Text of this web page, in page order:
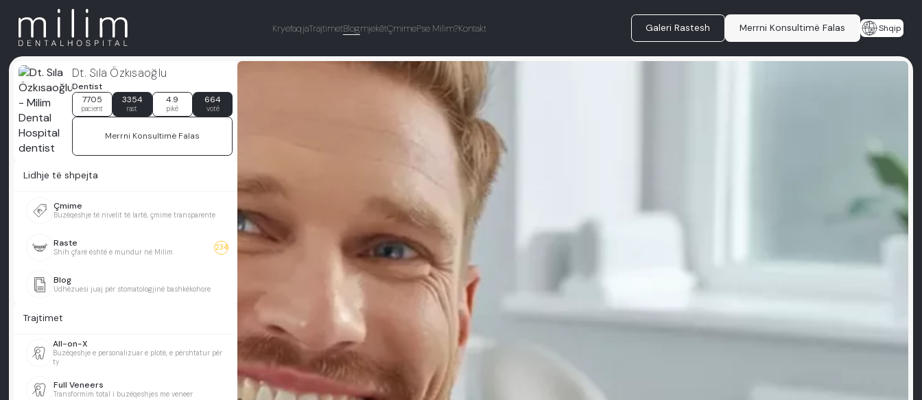
KryefaqjaTrajtimetBlogmjekëtÇmimePse Milim?Kontakt Galeri Rastesh Merrni Konsultimë Falas Shqip
Dt. Sıla Özkısaoğlu
Dentist
7705
pacient
3354
rast
4.9
pikë
664
votë
Merrni Konsultimë Falas
Lidhje të shpejta
Çmime
Buzëqeshje të nivelit të lartë, çmime transparente
Raste
Shih çfarë është e mundur në Milim 234
Blog
Udhëzuesi juaj për stomatologjinë bashkëkohore
Trajtimet
All-on-X
Buzëqeshje e personalizuar e plotë, e përshtatur për
ty
Full Veneers
Transformim total i buzëqeshjes me veneer